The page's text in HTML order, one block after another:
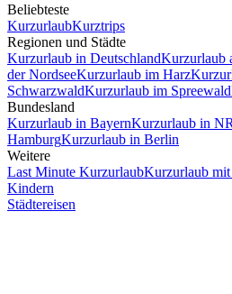
Beliebteste
KurzurlaubKurztrips
Regionen und Städte
Kurzurlaub in DeutschlandKurzurlaub
der NordseeKurzurlaub im Harz
SchwarzwaldKurzurlaub im Spreewald
Bundesland
Kurzurlaub in BayernKurzurlaub in
HamburgKurzurlaub in Berlin
Weitere
Last Minute KurzurlaubKurzurlaub mit
Kindern
Städtereisen